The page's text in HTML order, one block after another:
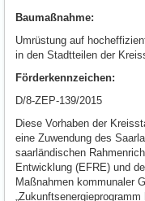
Baumaßnahme:
Umrüstung auf
in den Stadtteilen der
Förderkennzeichen:
D/8-ZEP-139/2015
Diese Vorhaben der
eine Zuwendung des
saarländischen
Entwicklung (EFRE) und
Maßnahmen kommunaler